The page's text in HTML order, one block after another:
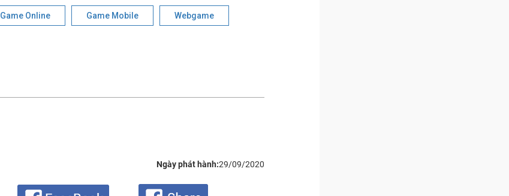
Game Online Game Mobile Webgame
Ngày phát hành:29/09/2020